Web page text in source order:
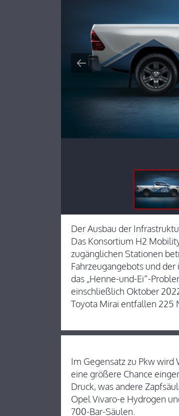
Der Ausbau der
Das Konsortium H2
zugänglichen Stationen
Fahrzeugangebots und
das „Henne-und-Ei“-
einschließlich Oktober
Toyota Mirai entfallen 225
Im Gegensatz zu Pkw
eine größere Chance
Druck, was andere
Opel Vivaro-e Hydrogen
700-Bar-Säulen.